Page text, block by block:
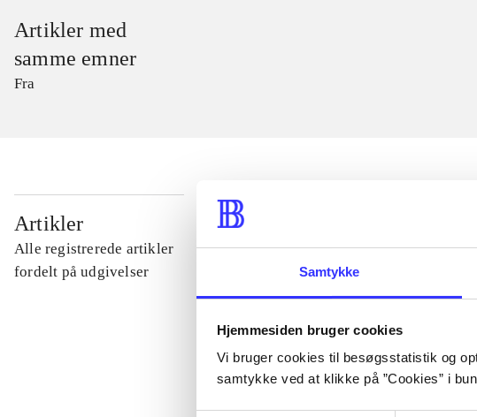
Samtykke
Hjemmesiden bruger cookies
Vi bruger cookies til besøgsstatistik og
samtykke ved at klikke på ”Cookies” i
Artikler med
samme emner
Fra
Artikler
Alle registrerede artikler
fordelt på udgivelser
...
...
...